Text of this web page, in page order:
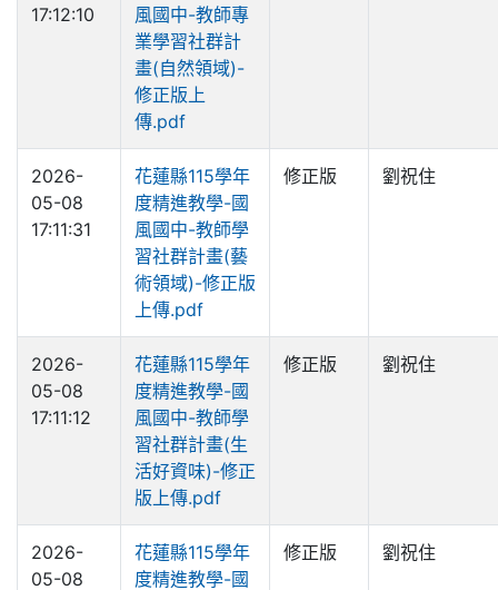
17:12:10
風國中-教師專
業學習社群計
畫(自然領域)-
修正版上
傳.pdf
2026-
05-08
17:11:31
花蓮縣115學年
度精進教學-國
風國中-教師學
習社群計畫(藝
術領域)-修正版
上傳.pdf
修正版 劉祝住
2026-
05-08
17:11:12
花蓮縣115學年
度精進教學-國
風國中-教師學
習社群計畫(生
活好資味)-修正
版上傳.pdf
修正版 劉祝住
2026-
05-08
花蓮縣115學年
度精進教學-國
修正版 劉祝住